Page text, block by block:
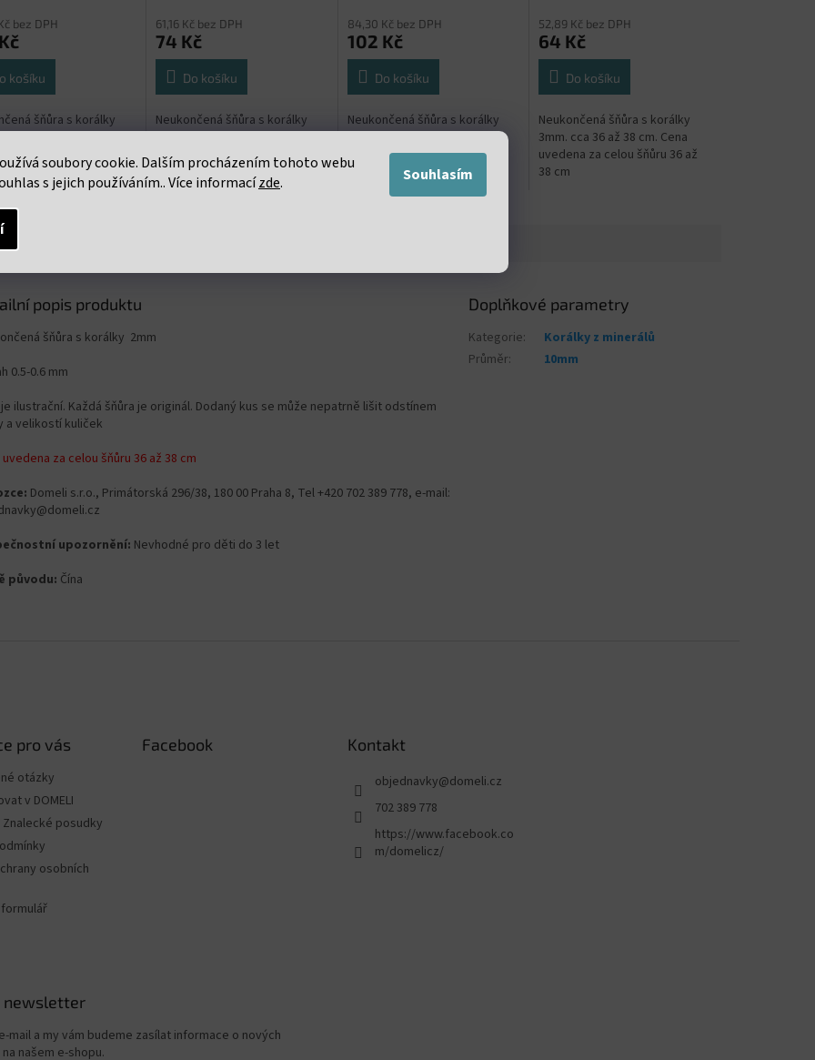
soubory cookie. Dalším procházením tohoto webu
s jejich používáním.. Více informacízde. Souhlasím
bez DPH
košíku
šňůra s korálky
36 až 38 cm. Cena
za celou šňůru 36 až
61,16 Kč bez DPH
74 Kč
Do košíku
Neukončená šňůra s korálky
3mm. cca 36 až 38 cm. Cena
uvedena za celou šňůru 36 až
38 cm
84,30 Kč bez DPH
102 Kč
Do košíku
Neukončená šňůra s korálky
3mm. cca 36 až 38 cm. Cena
uvedena za celou šňůru 36 až
38 cm
52,89 Kč bez DPH
64 Kč
Do košíku
Neukončená šňůra s korálky
3mm. cca 36 až 38 cm. Cena
uvedena za celou šňůru 36 až
38 cm
popis produktu
šňůra s korálky 2mm
0.5-0.6 mm
ilustrační. Každá šňůra je originál. Dodaný kus se může nepatrně lišit odstínem
a velikostí kuliček
uvedena za celou šňůru 36 až 38 cm
Domeli s.r.o., Primátorská 296/38, 180 00 Praha 8, Tel +420 702 389 778, e-mail:
upozornění: Nevhodné pro děti do 3 let
původu: Čína
Doplňkové parametry
Kategorie:
Korálky z minerálů
Průměr: 10mm
pro vás
otázky
v DOMELI
posudky
osobních
Facebook Kontakt
objednavky@domeli.cz
702 389 778
https://www.facebook.co
m/domelicz/
newsletter
mail a my vám budeme zasílat informace o nových
našem e-shopu.